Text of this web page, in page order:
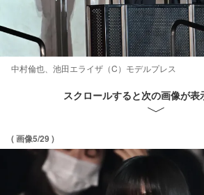
中村倫也、池田エライザ（C）モデルプレス
スクロールすると次の画像が表
( 画像5/29 )